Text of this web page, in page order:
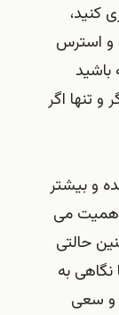
کنید،
و استرس
تنها اگر
و بیشتر
می
حالتی
به
و سعی